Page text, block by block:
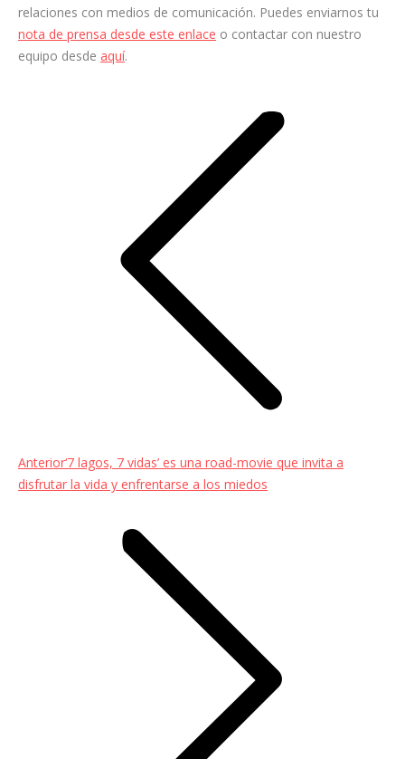
relaciones con medios de comunicación. Puedes enviarnos tu
nota de prensa desde este enlace o contactar con nuestro
equipo desde aquí.
AnteriorEntrada
anterior:
‘7 lagos, 7 vidas’ es una road-movie que invita a
disfrutar la vida y enfrentarse a los miedos